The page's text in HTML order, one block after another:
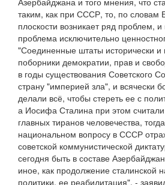
таким, как при СССР, то, по словам
плоскости возникает ряд проблем,
проблема исключительно
"Соединенные штаты исторически и
поборники демократии, прав и
в годы существования Советского
страну "империей зла", и всячески
делали всё, чтобы стереть ее с
а Иосифа Сталина при этом
главных тиранов человечества,
национальном вопросу в СССР
советской коммунистической
сегодня быть в составе
иное, как продолжение сталинской
политики, ее реабилитация", -